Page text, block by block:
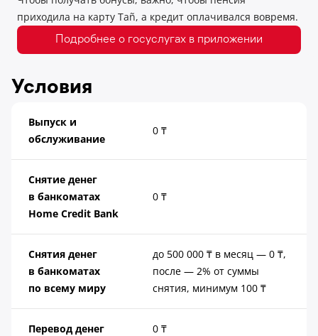
приходила на карту Tañ, а кредит оплачивался вовремя.
Подробнее о госуслугах в приложении
Условия
Выпуск и
обслуживание
0 ₸
Снятие денег
в банкоматах
Home Credit Bank
0 ₸
Снятия денег
в банкоматах
по всему миру
до 500 000 ₸ в месяц — 0 ₸,
после — 2% от суммы
снятия, минимум 100 ₸
Перевод денег
0 ₸